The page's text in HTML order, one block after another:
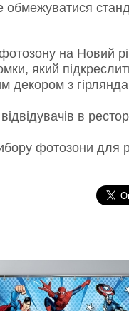
обмежуватися
на Новий
який
декором з
в
фотозони для